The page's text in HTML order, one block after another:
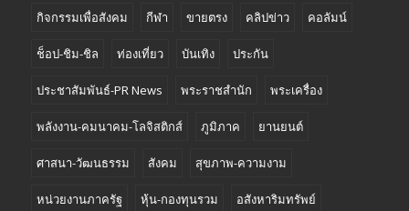
กิจกรรมเพื่อสังคม กีฬา ขายตรง คลิปข่าว คอลัมน์
ช็อป-ชิม-ชิล ท่องเที่ยว บันเทิง ประกัน
ประชาสัมพันธ์-PR News พระราชสำนัก พระเครื่อง
พลังงาน-คมนาคม-โลจิสติกส์ ภูมิภาค ยานยนต์
ศาสนา-วัฒนธรรม สังคม สุขภาพ-ความงาม
หน่วยงานภาครัฐ หุ้น-กองทุนรวม อสังหาริมทรัพย์